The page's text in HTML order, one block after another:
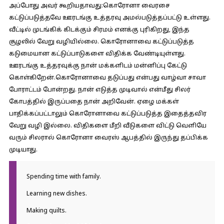
அப்போது அவர் கூறியதாவது:கொரோனா வைரசை
கட்டுப்படுத்தவே ஊரடங்கு உத்தரவு அமல்படுத்தப்பட்டு உள்ளது.
வீட்டில் முடங்கிக் கிடக்கும் சிரமம் எனக்கு புரிகிறது, இந்த
சூழலில் வேறு வழியில்லை. கொரோனாவை கட்டுப்படுத்த
கடுமையான கட்டுப்பாடுகளை விதிக்க வேண்டியுள்ளது.
ஊரடங்கு உத்தரவுக்கு நான் மக்களிடம் மன்னிப்பு கேட்டு
கொள்கிறேன்.கொரோனாவை தடுப்பது என்பது வாழ்வா சாவா
போராட்டம் போன்றது. நான் எடுத்த முடிவால் என்மீது சிலர்
கோபத்தில் இருப்பதை நான் அறிவேன். ஏழை மக்கள்
பாதிக்கப்பட்டாலும் கொரோனாவை கட்டுப்படுத்த இதைத்தவிர
வேறு வழி இல்லை. விதிகளை மீறி வீடுகளை விட்டு வெளியே
வரும் சிலரால் கொரோனா வைரஸ் ஆபத்தில் இருந்து தப்பிக்க
முடியாது.
Spending time with family.
Learning new dishes.
Making quilts.